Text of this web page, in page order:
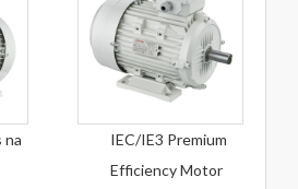
na
IEC/IE3 Premium
Efficiency Motor